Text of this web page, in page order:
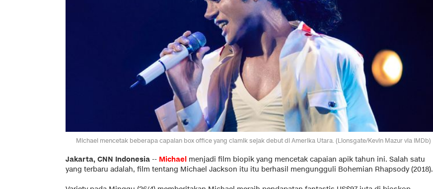
Michael mencetak beberapa capaian box office yang ciamik sejak debut di Amerika Utara. (Lionsgate/Kevin Mazur via IMDb)
Jakarta, CNN Indonesia -- Michael menjadi film biopik yang mencetak capaian apik tahun ini. Salah satu
yang terbaru adalah, film tentang Michael Jackson itu itu berhasil mengungguli Bohemian Rhapsody (2018).